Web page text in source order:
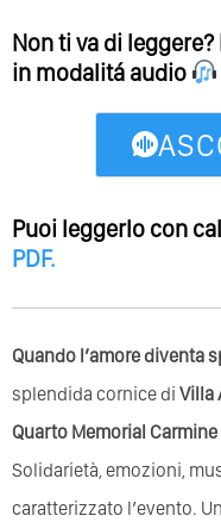
Non ti va di
in modalitá audio
Puoi leggerlo con
PDF.
Quando l’amore diventa
splendida cornice di Villa
Quarto Memorial
Solidarietà, emozioni,
caratterizzato l’evento.